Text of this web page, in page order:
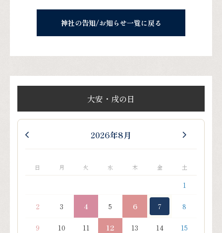
神社の告知/お知らせ一覧に戻る
大安・戌の日
2026年8月
日 月 火 水 木 金 土
1
2 3 4 5 6 7 8
9 10 11 12 13 14
15